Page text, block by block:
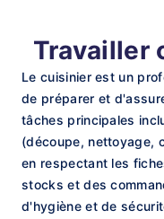
Travailler
Le cuisinier est un
de préparer et
tâches principales
(découpe, nettoyage,
en respectant les
stocks et des
d'hygiène et de